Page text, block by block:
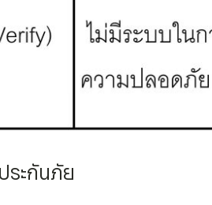
ระกันภัย